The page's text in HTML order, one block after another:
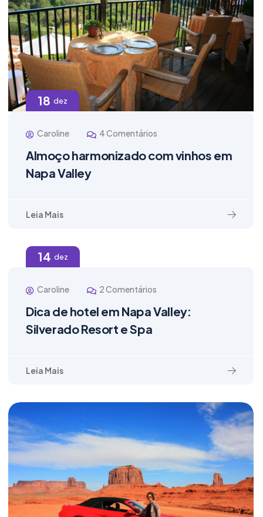
18 dez
Caroline 4 Comentários
Almoço harmonizado com vinhos em
Napa Valley
Leia Mais
14 dez
Caroline 2 Comentários
Dica de hotel em Napa Valley:
Silverado Resort e Spa
Leia Mais